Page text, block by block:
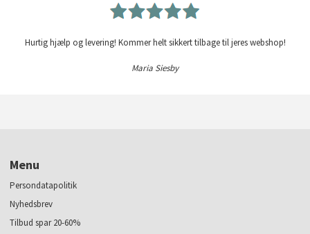
Hurtig hjælp og levering! Kommer helt sikkert tilbage til jeres webshop!
Maria Siesby
Menu
Persondatapolitik
Nyhedsbrev
Tilbud spar 20-60%